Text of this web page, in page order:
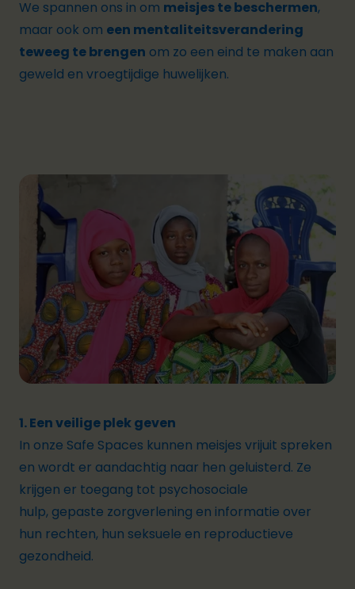
We spannen ons in om meisjes te beschermen,
maar ook om een mentaliteitsverandering
teweeg te brengen om zo een eind te maken aan
geweld en vroegtijdige huwelijken.
1. Een veilige plek geven
In onze Safe Spaces kunnen meisjes vrijuit spreken
en wordt er aandachtig naar hen geluisterd. Ze
krijgen er toegang tot psychosociale
hulp, gepaste zorgverlening en informatie over
hun rechten, hun seksuele en reproductieve
gezondheid.